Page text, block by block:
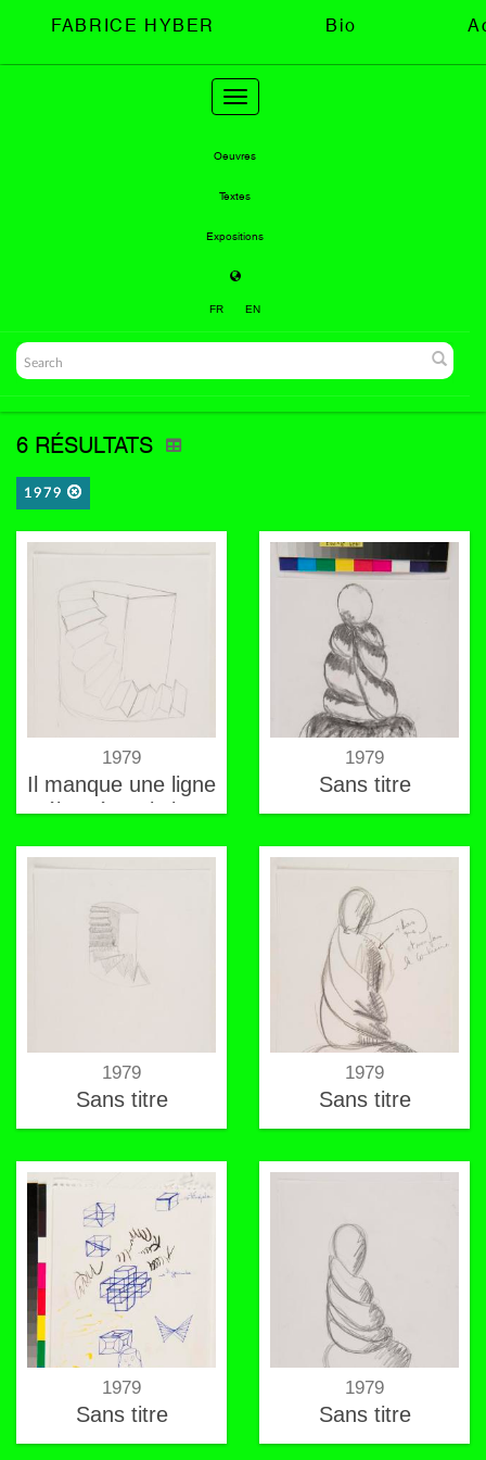
FABRICE HYBER Bio
Toggle
navigation
Oeuvres
Textes
Expositions
FR EN
6 RÉSULTATS
1979
1979
Il manque une ligne
élancée puis les
1979
Sans titre
1979
Sans titre
1979
Sans titre
1979
Sans titre
1979
Sans titre